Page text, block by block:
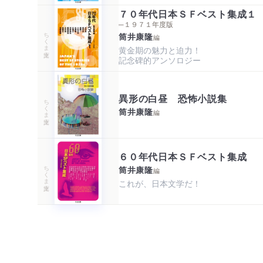
ちくま文庫
７０年代日本ＳＦベスト集成１
─１９７１年度版
筒井康隆編
黄金期の魅力と迫力！
記念碑的アンソロジー
ちくま文庫 異形の白昼 恐怖小説集
筒井康隆編
ちくま文庫
６０年代日本ＳＦベスト集成
筒井康隆編
これが、日本文学だ！